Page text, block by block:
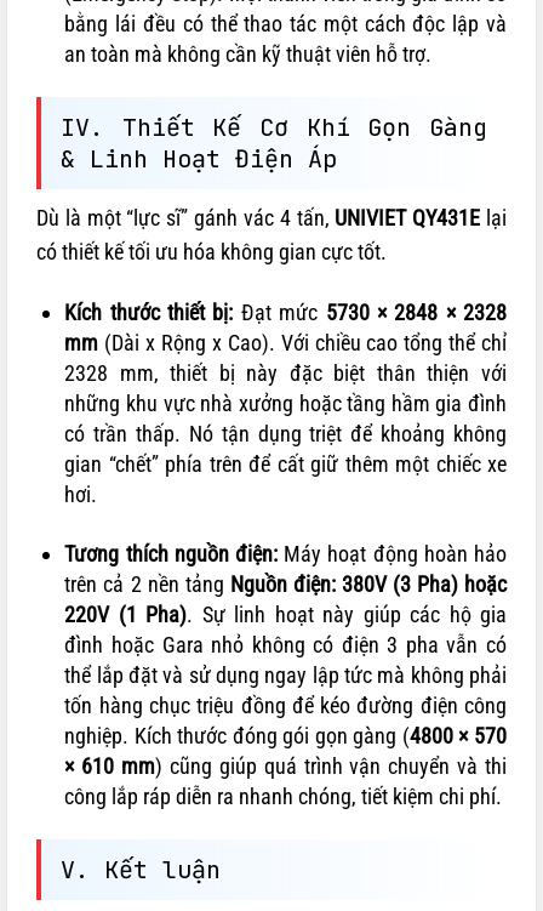
bằng lái đều có thể thao tác một cách độc lập và
an toàn mà không cần kỹ thuật viên hỗ trợ.
IV. Thiết Kế Cơ Khí Gọn Gàng
& Linh Hoạt Điện Áp
Dù là một “lực sĩ” gánh vác 4 tấn, UNIVIET QY431E lại
có thiết kế tối ưu hóa không gian cực tốt.
Kích thước thiết bị: Đạt mức 5730 × 2848 × 2328
mm (Dài x Rộng x Cao). Với chiều cao tổng thể chỉ
2328 mm, thiết bị này đặc biệt thân thiện với
những khu vực nhà xưởng hoặc tầng hầm gia đình
có trần thấp. Nó tận dụng triệt để khoảng không
gian “chết” phía trên để cất giữ thêm một chiếc xe
hơi.
Tương thích nguồn điện: Máy hoạt động hoàn hảo
trên cả 2 nền tảng Nguồn điện: 380V (3 Pha) hoặc
220V (1 Pha). Sự linh hoạt này giúp các hộ gia
đình hoặc Gara nhỏ không có điện 3 pha vẫn có
thể lắp đặt và sử dụng ngay lập tức mà không phải
tốn hàng chục triệu đồng để kéo đường điện công
nghiệp. Kích thước đóng gói gọn gàng (4800 × 570
× 610 mm) cũng giúp quá trình vận chuyển và thi
công lắp ráp diễn ra nhanh chóng, tiết kiệm chi phí.
V. Kết luận